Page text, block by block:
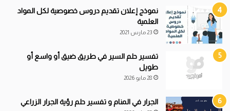
نموذج إعلان تقديم دروس خصوصية لكل المواد
العلمية
23 مارس 2021
تفسير حلم السير في طريق ضيق أو واسع أو
طويل
28 مايو 2026
الجرار في المنام و تفسير حلم رؤية الجرار الزراعي